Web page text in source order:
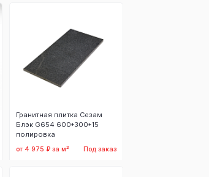
Гранитная плитка Сезам
Блэк G654 600*300*15
полировка
от 4 975 ₽ за м² Под заказ